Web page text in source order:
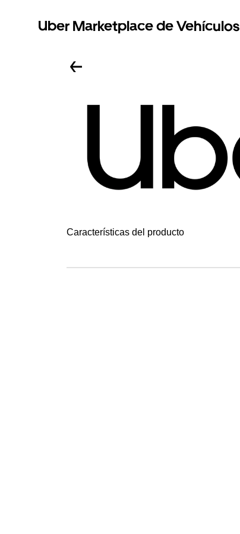
Uber Marketplace de Vehículos
Características del producto